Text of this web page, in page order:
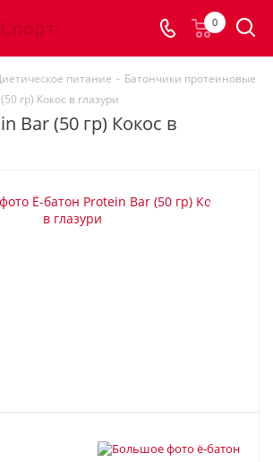
0
питание - Батончики протеиновые
гр) Кокос в глазури
Bar (50 гр) Кокос в